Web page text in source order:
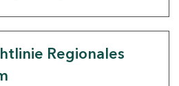
Regionales